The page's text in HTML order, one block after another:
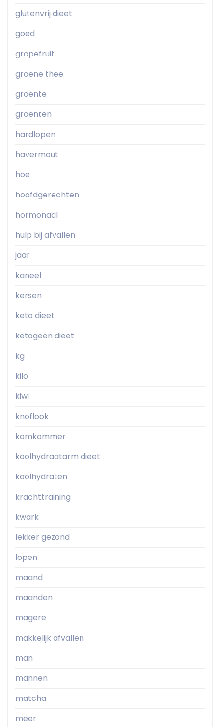
glutenvrij dieet
goed
grapefruit
groene thee
groente
groenten
hardlopen
havermout
hoe
hoofdgerechten
hormonaal
hulp bij afvallen
jaar
kaneel
kersen
keto dieet
ketogeen dieet
kg
kilo
kiwi
knoflook
komkommer
koolhydraatarm dieet
koolhydraten
krachttraining
kwark
lekker gezond
lopen
maand
maanden
magere
makkelijk afvallen
man
mannen
matcha
meer